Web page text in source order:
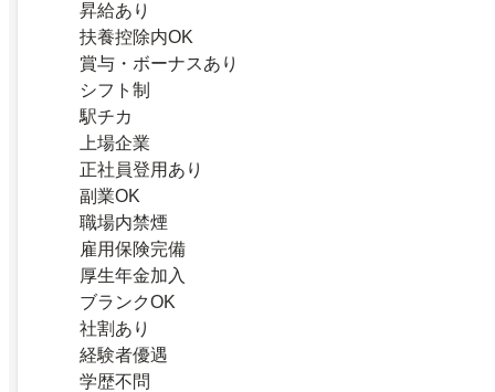
昇給あり
扶養控除内OK
賞与・ボーナスあり
シフト制
駅チカ
上場企業
正社員登用あり
副業OK
職場内禁煙
雇用保険完備
厚生年金加入
ブランクOK
社割あり
経験者優遇
学歴不問